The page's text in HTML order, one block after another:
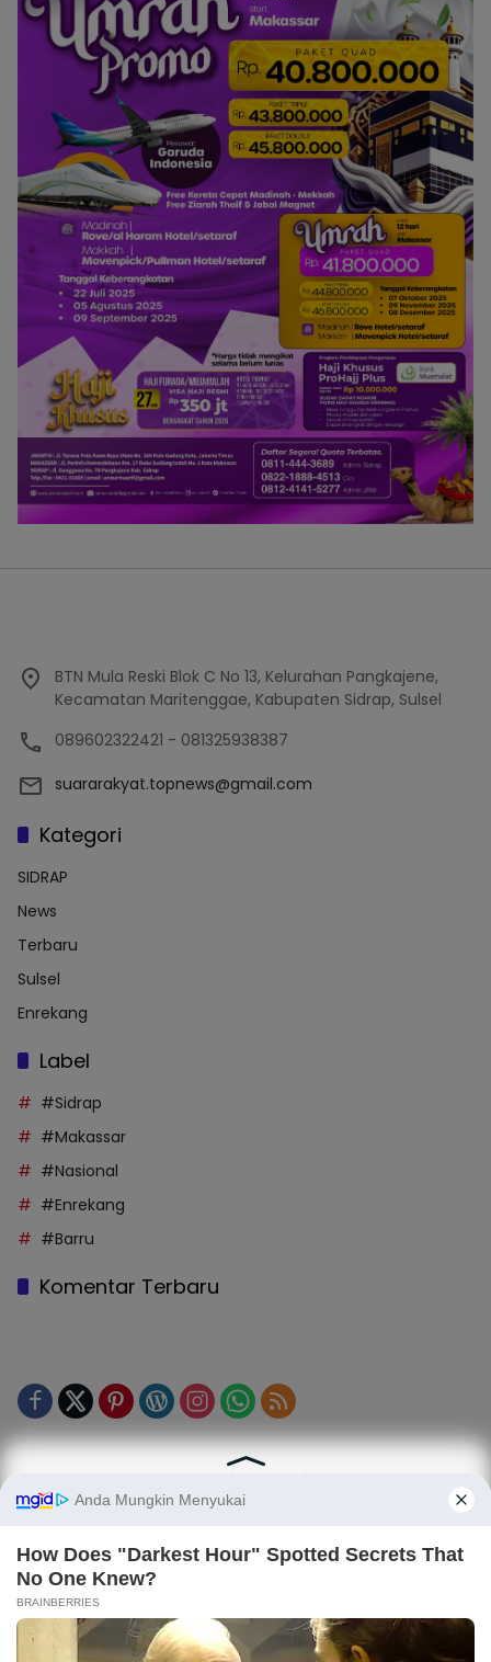
BTN Mula Reski Blok C No 13, Kelurahan Pangkajene,
Kecamatan Maritenggae, Kabupaten Sidrap, Sulsel
089602322421 - 081325938387
suararakyat.topnews@gmail.com
Kategori
SIDRAP
News
Terbaru
Sulsel
Enrekang
Label
#Sidrap
#Makassar
#Nasional
#Enrekang
#Barru
Komentar Terbaru
SOP Perlindungan Jurnalis
Kode Etik Jurnalistik (KEJ)
Pedoman Media Siber (PMS)
Kode Etik Redaksi / Perusahaan PT TOP MEDIA MANDIRI
Disclaimer
Privacy Policy